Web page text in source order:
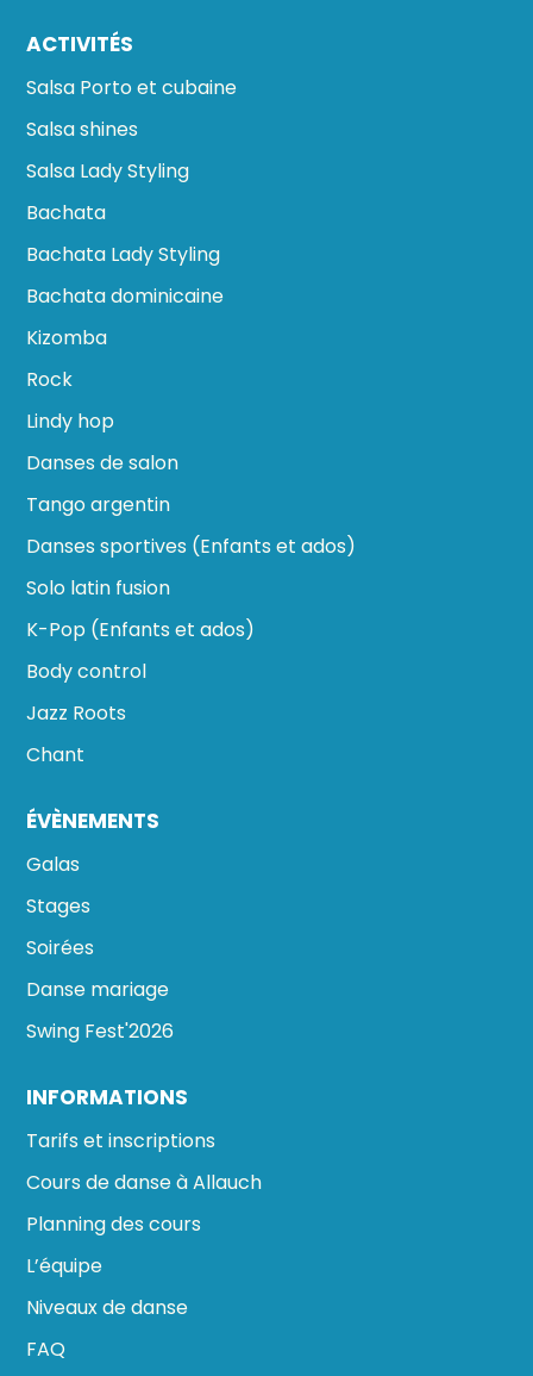
ACTIVITÉS
Salsa Porto et cubaine
Salsa shines
Salsa Lady Styling
Bachata
Bachata Lady Styling
Bachata dominicaine
Kizomba
Rock
Lindy hop
Danses de salon
Tango argentin
Danses sportives (Enfants et ados)
Solo latin fusion
K-Pop (Enfants et ados)
Body control
Jazz Roots
Chant
ÉVÈNEMENTS
Galas
Stages
Soirées
Danse mariage
Swing Fest'2026
INFORMATIONS
Tarifs et inscriptions
Cours de danse à Allauch
Planning des cours
L’équipe
Niveaux de danse
FAQ